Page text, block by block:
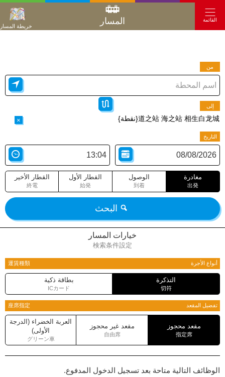
القائمة المسار خريطة المسار
من
إلى
道之站 海之站 相生白龙城{نقطة} ×
التاريخ
مغادرة
出発
الوصول
到着
القطار الأول
始発
القطار الأخير
終電
البحث
خيارات المسار
検索条件設定
أنواع الأجرة 運賃種類
التذكرة
切符
بطاقة ذكية
ICカード
تفضيل المقعد 座席指定
مقعد محجوز
指定席
مقعد غير محجوز
自由席
العربة الخضراء (الدرجة
الأولى)
グリーン車
الوظائف التالية متاحة بعد تسجيل الدخول المدفوع.